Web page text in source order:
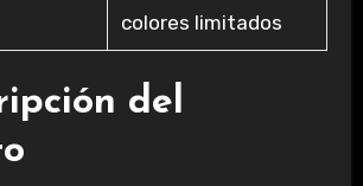
colores limitados
del